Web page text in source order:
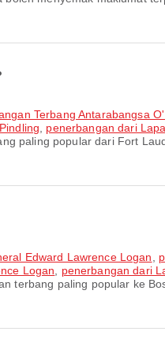
Terbang Antarabangsa
penerbangan dari
paling popular dari Fort
Edward Lawrence Logan
Logan
penerbangan dari
terbang paling popular ke